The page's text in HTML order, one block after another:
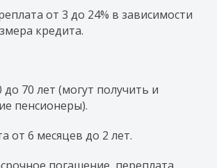
от 3 до 24% в зависимости
кредита.
до 70 лет (могут получить и
пенсионеры).
от 6 месяцев до 2 лет.